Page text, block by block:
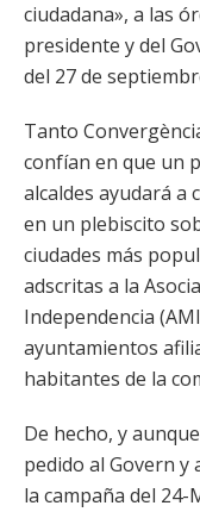
ciudadana», a las
presidente y del
del 27 de
Tanto
confían en que un
alcaldes ayudará a
en un plebiscito
ciudades más
adscritas a la
Independencia
ayuntamientos
habitantes de la
De hecho, y
pedido al Govern
la campaña del 24-